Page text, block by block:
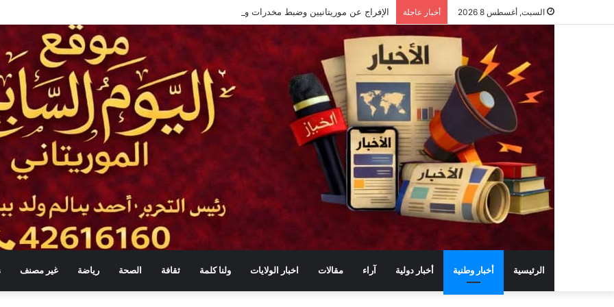
السبت, أغسطس 8 2026 أخبار عاجلة
الرئيسية أخبار وطنية أخبار دولية آراء مقالات اخبار الولايات ولنا كلمة ثقافة الصحة رياضة غير مصنف